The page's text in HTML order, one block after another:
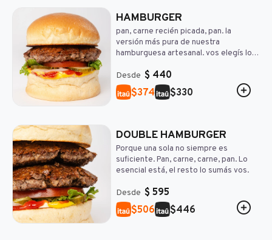
HAMBURGER
pan, carne recién picada, pan. la
versión más pura de nuestra
hamburguesa artesanal. vos elegís los
Desde $ 440
$330
$374
DOUBLE HAMBURGER
Porque una sola no siempre es
suficiente. Pan, carne, carne, pan. Lo
esencial está, el resto lo sumás vos.
Desde $ 595
$446
$506